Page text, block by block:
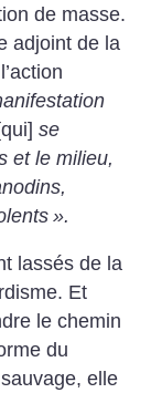
de masse.
adjoint de la
se
et le milieu,
».
lassés de la
Et
le chemin
du
elle